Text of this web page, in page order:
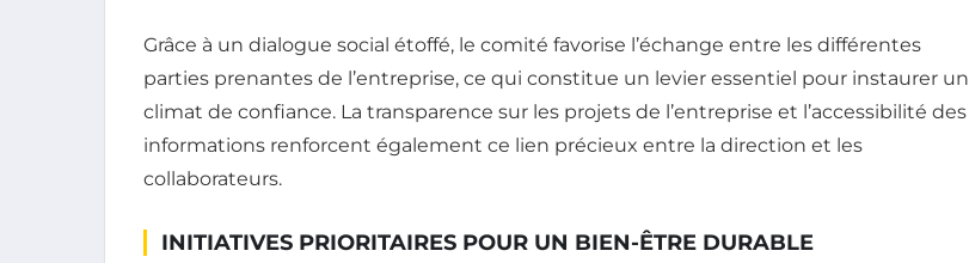
Grâce à un dialogue social étoffé, le comité favorise l’échange entre les différentes
parties prenantes de l’entreprise, ce qui constitue un levier essentiel pour instaurer un
climat de confiance. La transparence sur les projets de l’entreprise et l’accessibilité des
informations renforcent également ce lien précieux entre la direction et les
collaborateurs.
INITIATIVES PRIORITAIRES POUR UN BIEN-ÊTRE DURABLE